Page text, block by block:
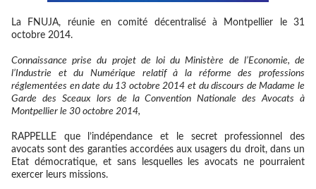
La FNUJA, réunie en comité décentralisé à Montpellier le 31
octobre 2014.
Connaissance prise du projet de loi du Ministère de l’Economie, de
l’Industrie et du Numérique relatif à la réforme des professions
réglementées en date du 13 octobre 2014 et du discours de Madame le
Garde des Sceaux lors de la Convention Nationale des Avocats à
Montpellier le 30 octobre 2014,
RAPPELLE que l’indépendance et le secret professionnel des
avocats sont des garanties accordées aux usagers du droit, dans un
Etat démocratique, et sans lesquelles les avocats ne pourraient
exercer leurs missions.